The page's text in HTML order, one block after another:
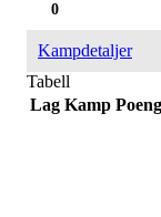
0
Kampdetaljer
Tabell
Lag Kamp Poeng